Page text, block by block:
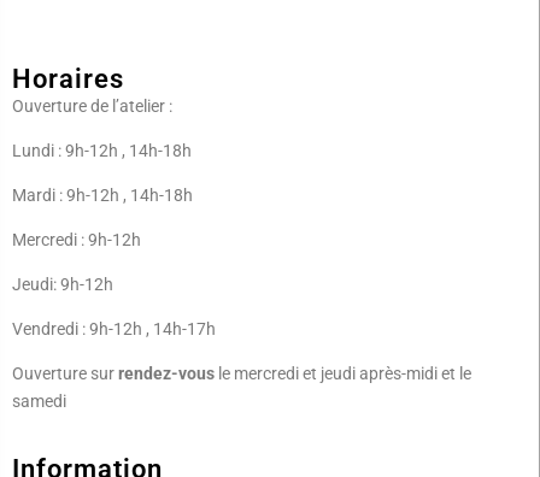
Horaires
Ouverture de l’atelier :
Lundi : 9h-12h , 14h-18h
Mardi : 9h-12h , 14h-18h
Mercredi : 9h-12h
Jeudi: 9h-12h
Vendredi : 9h-12h , 14h-17h
Ouverture surrendez-vous le mercredi et jeudi après-midi et le
samedi
Information